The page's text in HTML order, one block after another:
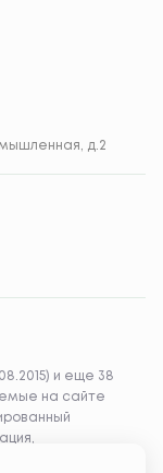
д.2